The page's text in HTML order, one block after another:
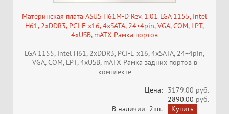
Материнская плата ASUS H61M-D Rev. 1.01 LGA 1155, Intel
H61, 2xDDR3, PCI-E x16, 4xSATA, 24+4pin, VGA, COM, LPT,
4xUSB, mATX Рамка портов
LGA 1155, Intel H61, 2xDDR3, PCI-E x16, 4xSATA, 24+4pin,
VGA, COM, LPT, 4xUSB, mATX Рамка задних портов в
комплекте
Цена: 3179.00 руб.
2890.00 руб.
В наличии 2шт.